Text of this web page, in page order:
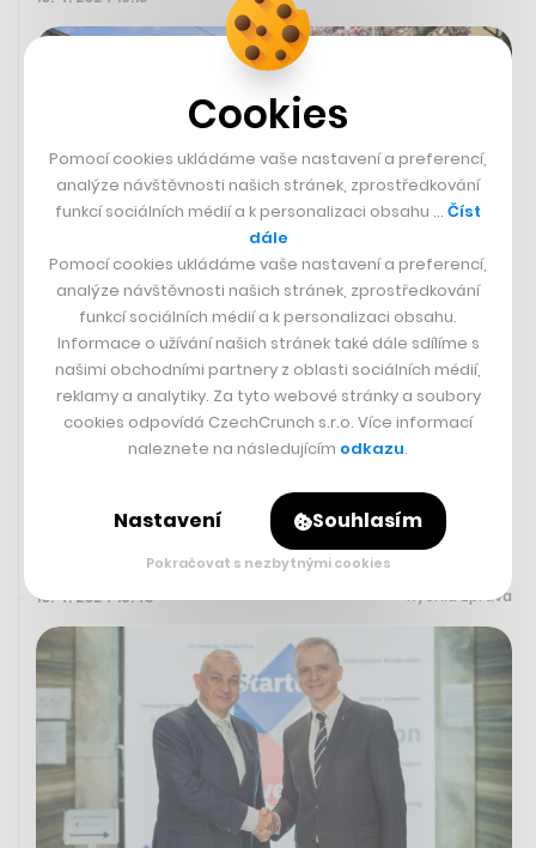
V Brně vyjíždí nová párty šalina, ve
které narazíte i tři bečky piva. Bez
strachu z revizorů
10. 4. 2024 15:43 Rychlá zpráva
Cookies
Pomocí cookies ukládáme vaše nastavení a preferencí,
analýze návštěvnosti našich stránek, zprostředkování
funkcí sociálních médií a k personalizaci obsahu … Číst
dále
Pomocí cookies ukládáme vaše nastavení a preferencí,
analýze návštěvnosti našich stránek, zprostředkování
funkcí sociálních médií a k personalizaci obsahu.
Informace o užívání našich stránek také dále sdílíme s
našimi obchodními partnery z oblasti sociálních médií,
reklamy a analytiky. Za tyto webové stránky a soubory
cookies odpovídá CzechCrunch s.r.o. Více informací
naleznete na následujícím odkazu.
Nastavení Souhlasím
Pokračovat s nezbytnými cookies